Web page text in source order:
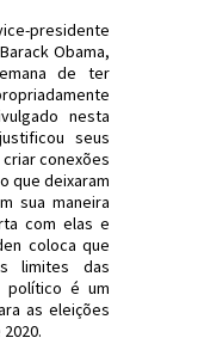
presidente
Obama,
de ter
nesta
seus
conexões
que deixaram
sua maneira
com elas e
coloca que
limites das
político é um
as eleições